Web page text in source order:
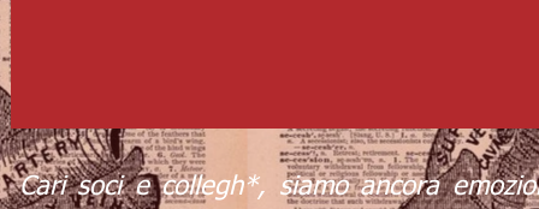
Cari soci e collegh*, siamo ancora